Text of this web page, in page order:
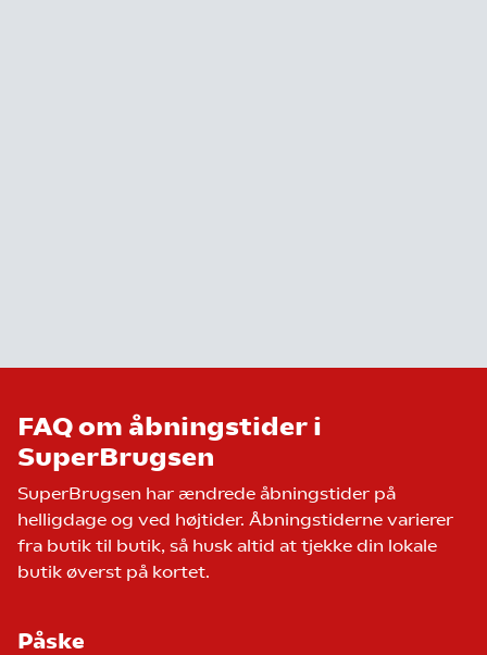
FAQ om åbningstider i
SuperBrugsen
SuperBrugsen har ændrede åbningstider på
helligdage og ved højtider. Åbningstiderne varierer
fra butik til butik, så husk altid at tjekke din lokale
butik øverst på kortet.
Påske